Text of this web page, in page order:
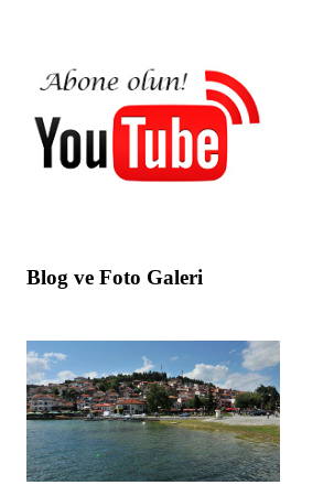
Blog ve Foto Galeri